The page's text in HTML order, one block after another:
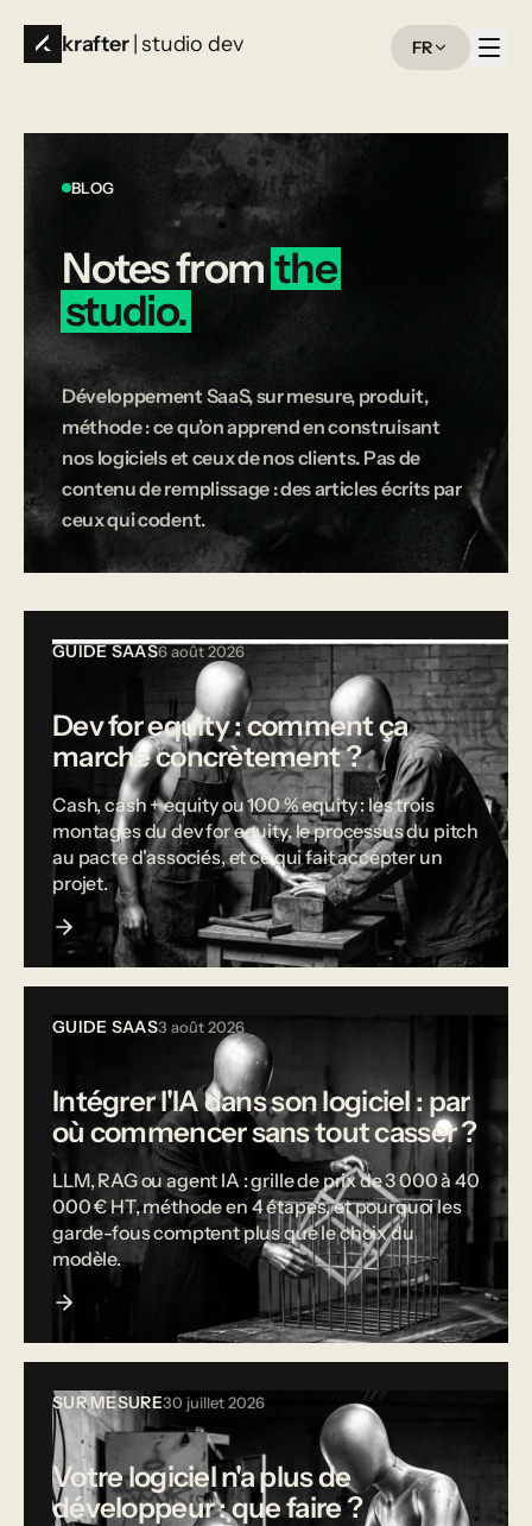
krafter | studio dev FR
BLOG
Notesfrom the
studio.
Développement SaaS, sur mesure, produit,
méthode : ce qu’on apprend en construisant
nos logiciels et ceux de nos clients. Pas de
contenu de remplissage : des articles écrits par
ceux qui codent.
GUIDE SAAS6 août 2026
Dev for equity : comment ça
marche concrètement ?
Cash, cash + equity ou 100 % equity : les trois
montages du dev for equity, le processus du pitch
au pacte d'associés, et ce qui fait accepter un
projet.
GUIDE SAAS3 août 2026
Intégrer l'IA dans son logiciel : par
où commencer sans tout casser ?
LLM, RAG ou agent IA : grille de prix de 3 000 à 40
000 € HT, méthode en 4 étapes, et pourquoi les
garde-fous comptent plus que le choix du
modèle.
SUR MESURE30 juillet 2026
Votre logiciel n'a plus de
développeur : que faire ?